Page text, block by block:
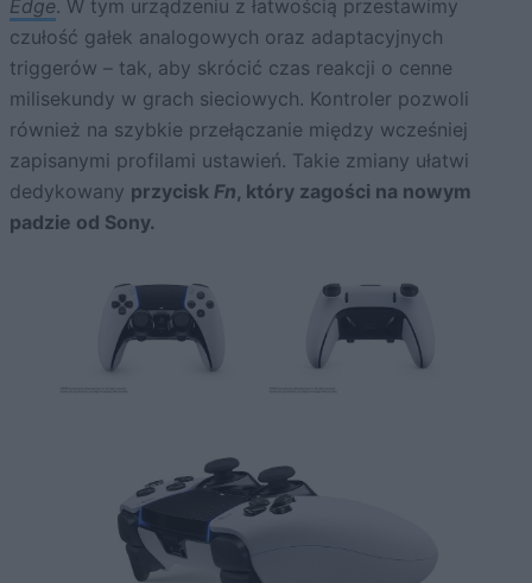
Edge. W tym urządzeniu z łatwością przestawimy
czułość gałek analogowych oraz adaptacyjnych
triggerów – tak, aby skrócić czas reakcji o cenne
milisekundy w grach sieciowych. Kontroler pozwoli
również na szybkie przełączanie między wcześniej
zapisanymi profilami ustawień. Takie zmiany ułatwi
dedykowany przycisk Fn, który zagości na nowym
padzie od Sony.